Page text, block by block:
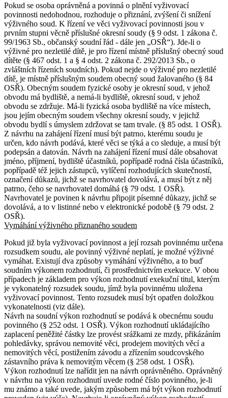
Pokud se osoba oprávněná a povinná o plnění vyživovací
povinnosti nedohodnou, rozhoduje o přiznání, zvýšení či snížení
výživného soud. K řízení ve věci vyživovací povinnosti jsou v
prvním stupni věcně příslušné okresní soudy (§ 9 odst. 1 zákona č.
99/1963 Sb., občanský soudní řád - dále jen „OSŘ“). Jde-li o
výživné pro nezletilé dítě, je pro řízení místně příslušný obecný soud
dítěte (§ 467 odst. 1 a § 4 odst. 2 zákona č. 292/2013 Sb., o
zvláštních řízeních soudních). Pokud nejde o výživné pro nezletilé
dítě, je místně příslušným soudem obecný soud žalovaného (§ 84
OSŘ). Obecným soudem fyzické osoby je okresní soud, v jehož
obvodu má bydliště, a nemá-li bydliště, okresní soud, v jehož
obvodu se zdržuje. Má-li fyzická osoba bydliště na více místech,
jsou jejím obecným soudem všechny okresní soudy, v jejichž
obvodu bydlí s úmyslem zdržovat se tam trvale. (§ 85 odst. 1 OSŘ).
Z návrhu na zahájení řízení musí být patrno, kterému soudu je
určen, kdo návrh podává, které věci se týká a co sleduje, a musí být
podepsán a datován. Návrh na zahájení řízení musí dále obsahovat
jméno, příjmení, bydliště účastníků, popřípadě rodná čísla účastníků,
popřípadě též jejich zástupců, vylíčení rozhodujících skutečností,
označení důkazů, jichž se navrhovatel dovolává, a musí být z něj
patrno, čeho se navrhovatel domáhá (§ 79 odst. 1 OSŘ).
Navrhovatel je povinen k návrhu připojit písemné důkazy, jichž se
dovolává, a to v listinné nebo v elektronické podobě (§ 79 odst. 2
OSŘ).
Vymáhání výživného přiznaného soudem
Pokud již byla vyživovací povinnost a její rozsah povinnému určena
rozsudkem soudu, ale povinný výživné neplatí, je možné výživné
vymáhat. Existují dva způsoby vymáhání výživného, a to buď
soudním výkonem rozhodnutí, či prostřednictvím exekuce. V obou
případech je základem pro výkon rozhodnutí exekuční titul, kterým
je vykonatelný rozsudek soudu, jímž byla povinnému uložena
vyživovací povinnost. Tento rozsudek musí být opatřen doložkou
vykonatelnosti (viz dále).
Návrh na soudní výkon rozhodnutí se podává k obecnému soudu
povinného (§ 252 odst. 1 OSŘ). Výkon rozhodnutí ukládajícího
zaplacení peněžité částky lze provést srážkami ze mzdy, přikázáním
pohledávky, správou nemovité věci, prodejem movitých věcí a
nemovitých věcí, postižením závodu a zřízením soudcovského
zástavního práva k nemovitým věcem (§ 258 odst. 1 OSŘ).
Výkon rozhodnutí lze nařídit jen na návrh oprávněného. Oprávněný
v návrhu na výkon rozhodnutí uvede rodné číslo povinného, je-li
mu známo a také uvede, jakým způsobem má být výkon rozhodnutí